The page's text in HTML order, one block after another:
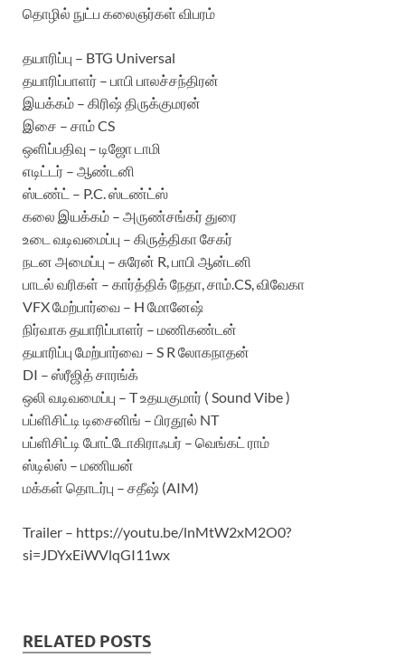
தொழில் நுட்ப கலைஞர்கள் விபரம்
தயாரிப்பு – BTG Universal
தயாரிப்பாளர் – பாபி பாலச்சந்திரன்
இயக்கம் – கிரிஷ் திருக்குமரன்
இசை – சாம் CS
ஒளிப்பதிவு – டிஜோ டாமி
எடிட்டர் – ஆண்டனி
ஸ்டண்ட் – P.C. ஸ்டண்ட்ஸ்
கலை இயக்கம் – அருண்சங்கர் துரை
உடை வடிவமைப்பு – கிருத்திகா சேகர்
நடன அமைப்பு – சுரேன் R, பாபி ஆன்டனி
பாடல் வரிகள் – கார்த்திக் நேதா, சாம்.CS, விவேகா
VFX மேற்பார்வை – H மோனேஷ்
நிர்வாக தயாரிப்பாளர் – மணிகண்டன்
தயாரிப்பு மேற்பார்வை – S R லோகநாதன்
DI – ஸ்ரீஜித் சாரங்க்
ஒலி வடிவமைப்பு – T உதயகுமார் ( Sound Vibe )
பப்ளிசிட்டி டிசைனிங் – பிரதூல் NT
பப்ளிசிட்டி போட்டோகிராஃபர் – வெங்கட் ராம்
ஸ்டில்ஸ் – மணியன்
மக்கள் தொடர்பு – சதீஷ் (AIM)
Trailer – https://youtu.be/lnMtW2xM2O0?
si=JDYxEiWVlqGI11wx
RELATED POSTS